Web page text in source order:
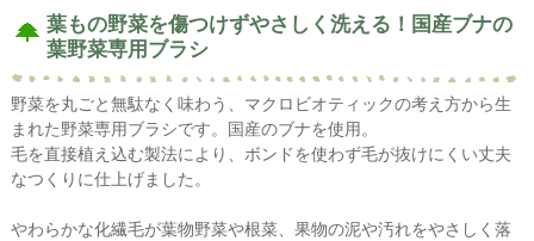
葉もの野菜を傷つけずやさしく洗える！国産ブナの
葉野菜専用ブラシ
野菜を丸ごと無駄なく味わう、マクロビオティックの考え方から生
まれた野菜専用ブラシです。国産のブナを使用。
毛を直接植え込む製法により、ボンドを使わず毛が抜けにくい丈夫
なつくりに仕上げました。
やわらかな化繊毛が葉物野菜や根菜、果物の泥や汚れをやさしく落